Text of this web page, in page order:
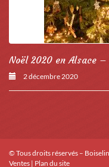
Noël 2020 en Alsace
2 décembre 2020
© Tous droits réservés –
Ventes | Plan du site